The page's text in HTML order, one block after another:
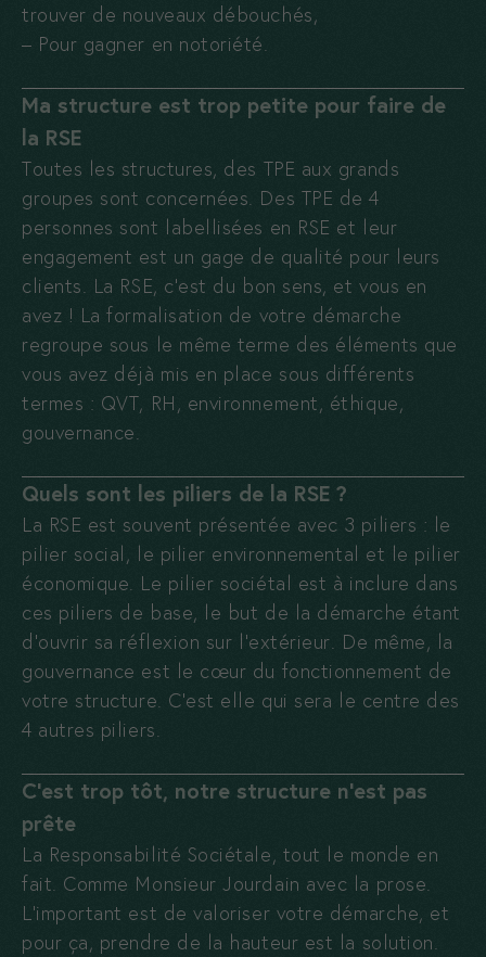
trouver de nouveaux débouchés,
– Pour gagner en notoriété.
Ma structure est trop petite pour faire de
la RSE
Toutes les structures, des TPE aux grands
groupes sont concernées. Des TPE de 4
personnes sont labellisées en RSE et leur
engagement est un gage de qualité pour leurs
clients. La RSE, c’est du bon sens, et vous en
avez ! La formalisation de votre démarche
regroupe sous le même terme des éléments que
vous avez déjà mis en place sous différents
termes : QVT, RH, environnement, éthique,
gouvernance.
Quels sont les piliers de la RSE ?
La RSE est souvent présentée avec 3 piliers : le
pilier social, le pilier environnemental et le pilier
économique. Le pilier sociétal est à inclure dans
ces piliers de base, le but de la démarche étant
d’ouvrir sa réflexion sur l’extérieur. De même, la
gouvernance est le cœur du fonctionnement de
votre structure. C’est elle qui sera le centre des
4 autres piliers.
C’est trop tôt, notre structure n’est pas
prête
La Responsabilité Sociétale, tout le monde en
fait. Comme Monsieur Jourdain avec la prose.
L’important est de valoriser votre démarche, et
pour ça, prendre de la hauteur est la solution.